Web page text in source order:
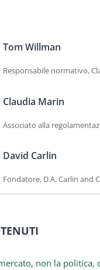
Tom Willman
Responsabile normativo,
Claudia Marin
Associato alla
David Carlin
Fondatore, D.A. Carlin and
non la